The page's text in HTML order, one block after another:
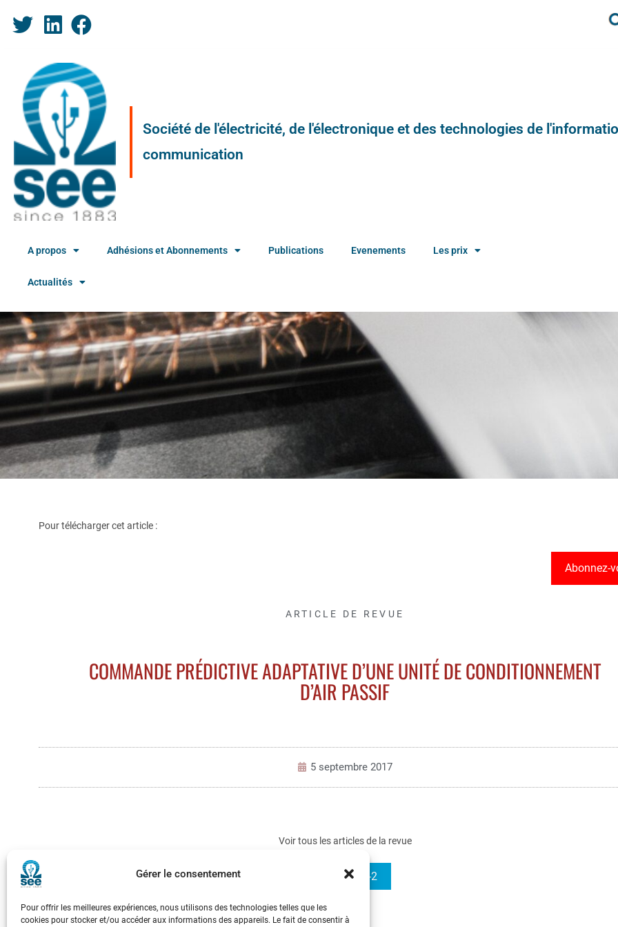
Gérer le consentement
Pour offrir les meilleures expériences, nous utilisons des technologies telles que les
cookies pour stocker et/ou accéder aux informations des appareils. Le fait de consentir à
Société de l'électricité, de l'électronique et des technologies de
communication
A propos Adhésions et Abonnements Publications Evenements Les prix
Actualités
Pour télécharger cet article :
Abonnez-
ARTICLE DE REVUE
COMMANDE PRÉDICTIVE ADAPTATIVE D’UNE UNITÉ DE CONDITIONNEMENT
D’AIR PASSIF
5 septembre 2017
Voir tous les articles de la revue
e-STA 2008-2